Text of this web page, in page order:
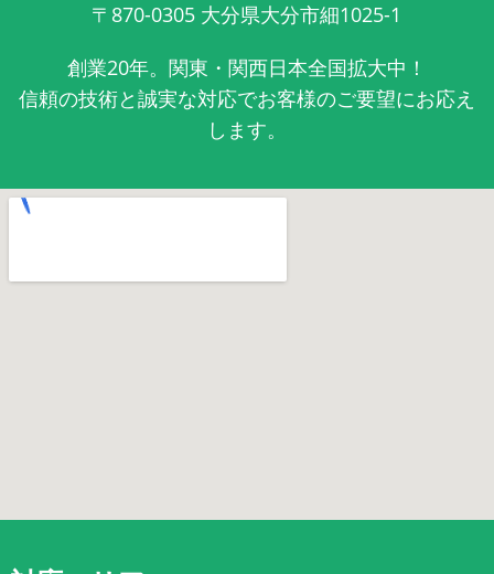
〒870-0305 大分県大分市細1025-1
創業20年。関東・関西日本全国拡大中！
信頼の技術と誠実な対応でお客様のご要望にお応え
します。